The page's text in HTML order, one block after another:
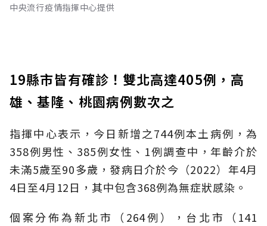
中央流行疫情指揮中心提供
19縣市皆有確診！雙北高達405例，高
雄、基隆、桃園病例數次之
指揮中心表示，今日新增之744例本土病例，為
358例男性、385例女性、1例調查中，年齡介於
未滿5歲至90多歲，發病日介於今（2022）年4月
4日至4月12日，其中包含368例為無症狀感染。
個案分佈為新北市（264例），台北市（141